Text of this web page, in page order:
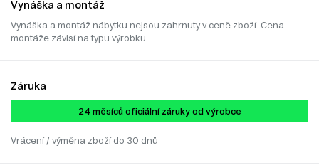
Vynáška a montáž
Vynáška a montáž nábytku nejsou zahrnuty v ceně zboží. Cena
montáže závisí na typu výrobku.
Záruka
24 ​​​​měsíců oficiální záruky od výrobce
Vrácení / výměna zboží do 30 dnů